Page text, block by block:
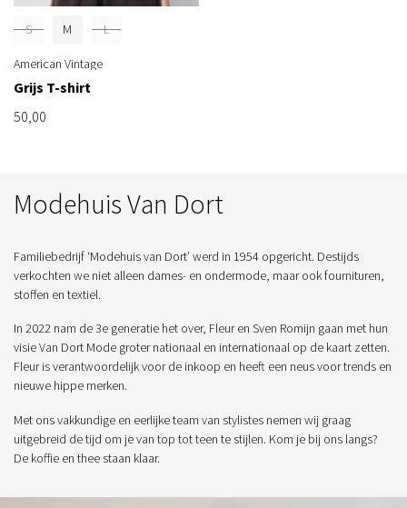
S M L
American Vintage
Grijs T-shirt
50,00
Modehuis Van Dort
Familiebedrijf ‘Modehuis van Dort’ werd in 1954 opgericht. Destijds
verkochten we niet alleen dames- en ondermode, maar ook fournituren,
stoffen en textiel.
In 2022 nam de 3e generatie het over, Fleur en Sven Romijn gaan met hun
visie Van Dort Mode groter nationaal en internationaal op de kaart zetten.
Fleur is verantwoordelijk voor de inkoop en heeft een neus voor trends en
nieuwe hippe merken.
Met ons vakkundige en eerlijke team van stylistes nemen wij graag
uitgebreid de tijd om je van top tot teen te stijlen. Kom je bij ons langs?
De koffie en thee staan klaar.